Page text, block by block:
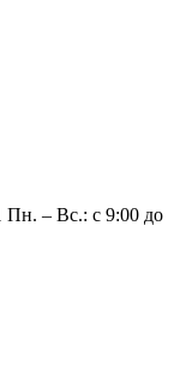
Пн. – Вс.: с 9:00 до